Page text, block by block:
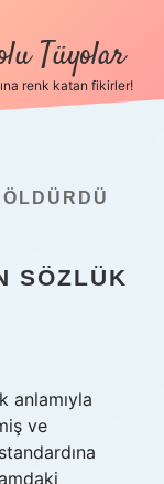
Tüyolar
renk katan fikirler!
SÖZLÜK
anlamıyla
ve